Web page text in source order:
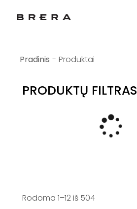
Produktai
Rodoma 1–12 iš 504
PRODUKTŲ FILTRAS